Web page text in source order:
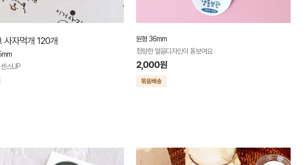
사자먹개 120개
스UP
원형 36mm
청량한 얼음디자인이 돋보여요
2,000원